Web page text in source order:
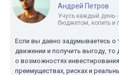
Андрей Петров
Учусь каждый день -
бюджетом, копить и
Если вы давно задумываетесь о
движении и получить выгоду, то
о возможностях
преимуществах, рисках и